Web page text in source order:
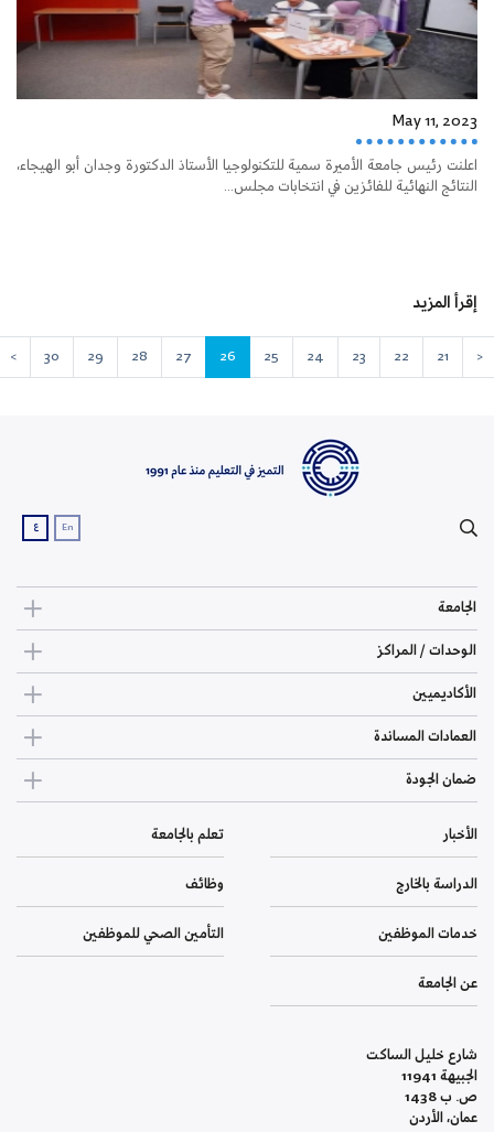
May 11, 2023
اعلنت رئيس جامعة الأميرة سمية للتكنولوجيا الأستاذ الدكتورة وجدان أبو الهيجاء،
النتائج النهائية للفائزين في انتخابات مجلس...
إقرأ المزيد
<
21
22
23
24
25
26
27
28
29
30
>
En ع
الجامعة
الوحدات / المراكز
الأكاديميين
العمادات المساندة
ضمان الجودة
الأخبار تعلم بالجامعة
الدراسة بالخارج وظائف
خدمات الموظفين التأمين الصحي للموظفين
عن الجامعة
شارع خليل الساكت
الجبيهة 11941
ص. ب 1438
عمان، الأردن